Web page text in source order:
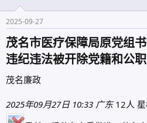
2025-09-27
茂名市医疗保障局原党组
违纪违法被开除党籍和公职​
茂名廉政
2025年09月27日 10:33 广东12人